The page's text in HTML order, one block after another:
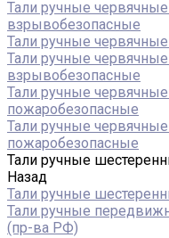
Тали ручные
взрывобезопасные
Тали ручные
Тали ручные
взрывобезопасные
Тали ручные
пожаробезопасные
Тали ручные
пожаробезопасные
Тали ручные
Назад
Тали ручные
Тали ручные
(пр-ва РФ)